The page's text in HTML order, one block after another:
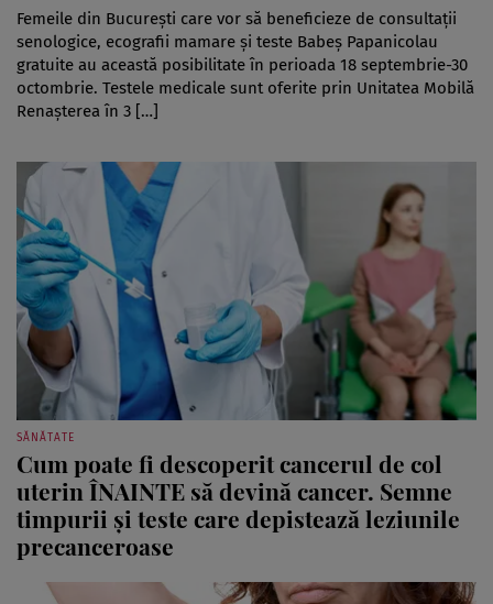
Femeile din București care vor să beneficieze de consultații
senologice, ecografii mamare și teste Babeș Papanicolau
gratuite au această posibilitate în perioada 18 septembrie-30
octombrie. Testele medicale sunt oferite prin Unitatea Mobilă
Renaşterea în 3 […]
SĂNĂTATE
Cum poate fi descoperit cancerul de col
uterin ÎNAINTE să devină cancer. Semne
timpurii și teste care depistează leziunile
precanceroase